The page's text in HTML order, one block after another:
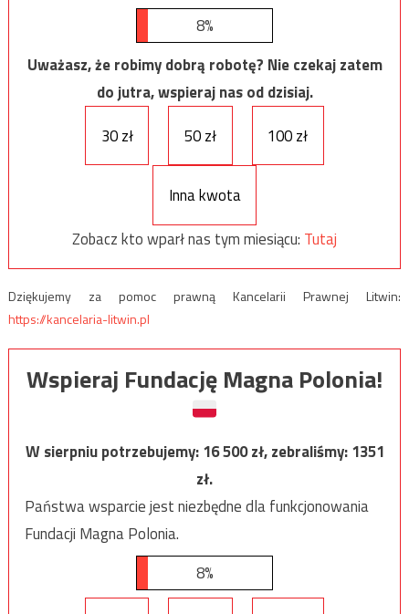
8%
Uważasz, że robimy dobrą robotę? Nie czekaj zatem
do jutra, wspieraj nas od dzisiaj.
30 zł
50 zł 100 zł
Inna kwota
Zobacz kto wparł nas tym miesiącu: Tutaj
Dziękujemy za pomoc prawną Kancelarii Prawnej Litwin:
https://kancelaria-litwin.pl
Wspieraj Fundację Magna Polonia!
W sierpniu potrzebujemy:16 500zł, zebraliśmy:1351
zł.
Państwa wsparcie jest niezbędne dla funkcjonowania
Fundacji Magna Polonia.
8%